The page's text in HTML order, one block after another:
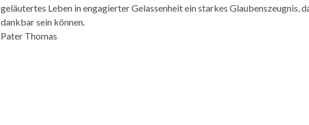
geläutertes Leben in engagierter Gelassenheit ein starkes Glaubenszeugnis,
dankbar sein können.
Pater Thomas